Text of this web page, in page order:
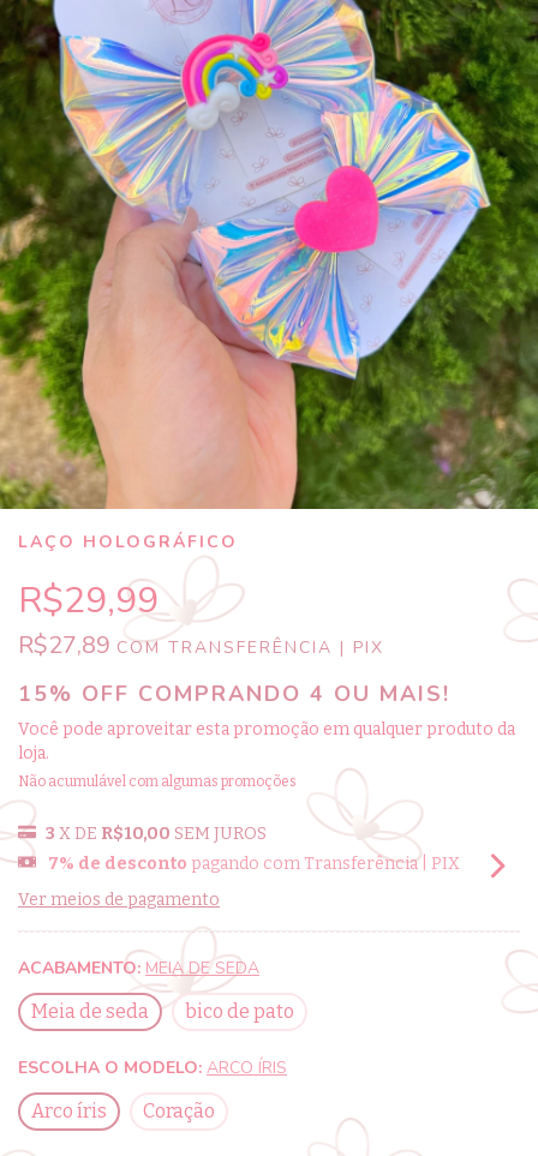
LAÇO HOLOGRÁFICO
R$29,99
R$27,89 COM TRANSFERÊNCIA | PIX
15% OFF COMPRANDO 4 OU MAIS!
Você pode aproveitar esta promoção em qualquer produto da
loja.
Não acumulável com algumas promoções
3 X DE R$10,00 SEM JUROS
7% de desconto pagando com Transferência | PIX
Ver meios de pagamento
ACABAMENTO: MEIA DE SEDA
Meia de seda
bico de pato
ESCOLHA O MODELO: ARCO ÍRIS
Arco íris
Coração